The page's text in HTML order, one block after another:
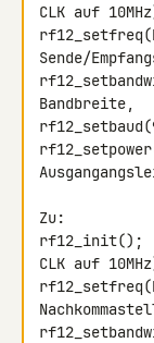
CLK auf
Sende/
Bandbreite,
Zu:
rf12_init();
CLK auf